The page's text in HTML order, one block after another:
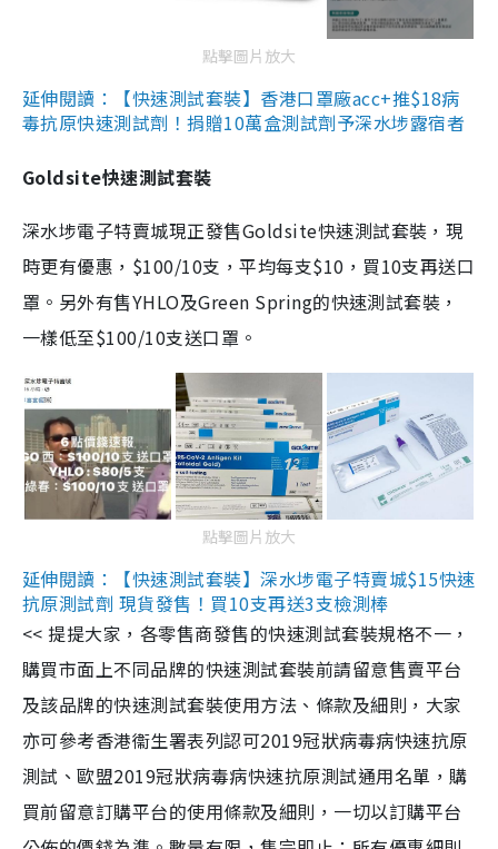
點擊圖片放大
延伸閱讀：【快速測試套裝】香港口罩廠acc+推$18病
毒抗原快速測試劑！捐贈10萬盒測試劑予深水埗露宿者
Goldsite快速測試套裝
深水埗電子特賣城現正發售Goldsite快速測試套裝，現
時更有優惠，$100/10支，平均每支$10，買10支再送口
罩。另外有售YHLO及Green Spring的快速測試套裝，
一樣低至$100/10支送口罩。
點擊圖片放大
延伸閱讀：【快速測試套裝】深水埗電子特賣城$15快速
抗原測試劑 現貨發售！買10支再送3支檢測棒
<< 提提大家，各零售商發售的快速測試套裝規格不一，
購買市面上不同品牌的快速測試套裝前請留意售賣平台
及該品牌的快速測試套裝使用方法、條款及細則，大家
亦可參考香港衞生署表列認可2019冠狀病毒病快速抗原
測試、歐盟2019冠狀病毒病快速抗原測試通用名單，購
買前留意訂購平台的使用條款及細則，一切以訂購平台